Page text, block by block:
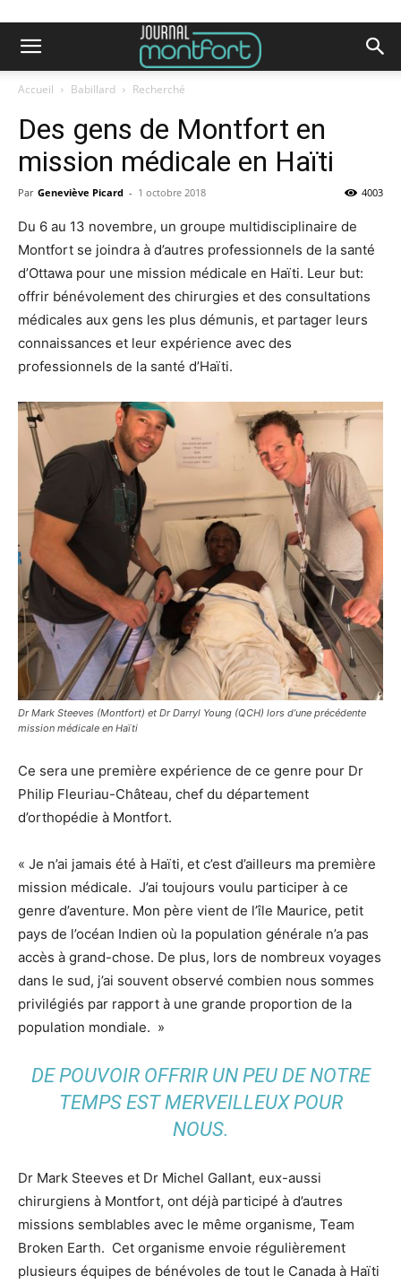
Accueil Babillard Recherché
Des gens de Montfort en
mission médicale en Haïti
Par Geneviève Picard - 1 octobre 2018 4003
Du 6 au 13 novembre, un groupe multidisciplinaire de
Montfort se joindra à d’autres professionnels de la santé
d’Ottawa pour une mission médicale en Haïti. Leur but:
offrir bénévolement des chirurgies et des consultations
médicales aux gens les plus démunis, et partager leurs
connaissances et leur expérience avec des
professionnels de la santé d’Haïti.
Dr Mark Steeves (Montfort) et Dr Darryl Young (QCH) lors d’une précédente
mission médicale en Haïti
Ce sera une première expérience de ce genre pour Dr
Philip Fleuriau-Château, chef du département
d’orthopédie à Montfort.
« Je n’ai jamais été à Haïti, et c’est d’ailleurs ma première
mission médicale. J’ai toujours voulu participer à ce
genre d’aventure. Mon père vient de l’île Maurice, petit
pays de l’océan Indien où la population générale n’a pas
accès à grand-chose. De plus, lors de nombreux voyages
dans le sud, j’ai souvent observé combien nous sommes
privilégiés par rapport à une grande proportion de la
population mondiale. »
DE POUVOIR OFFRIR UN PEU DE NOTRE
TEMPS EST MERVEILLEUX POUR
NOUS.
Dr Mark Steeves et Dr Michel Gallant, eux-aussi
chirurgiens à Montfort, ont déjà participé à d’autres
missions semblables avec le même organisme, Team
Broken Earth. Cet organisme envoie régulièrement
plusieurs équipes de bénévoles de tout le Canada à Haïti